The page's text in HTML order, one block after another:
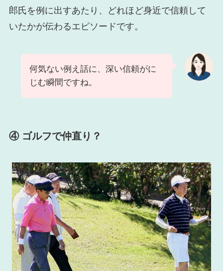
郎氏を例に出すあたり、どれほど身近で信頼して
いたかが伝わるエピソードです。
何気ない例え話に、深い信頼がに
じむ瞬間ですね。
④ ゴルフで仲直り？